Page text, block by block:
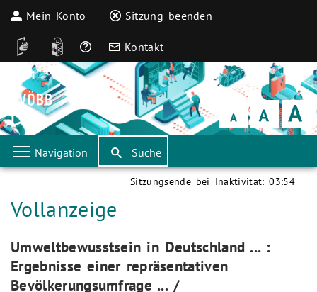
Mein Konto Sitzung beenden
DGS Leichte Sprache
Häufige Fragen
Kontakt
Schrift
klein Schrift
normal Schrift
groß
Navigation Suche
Sitzungsende bei Inaktivität: 03:54
Aktuelle Seite:
Vollanzeige
Aktuelle Seite:
Umweltbewusstsein in Deutschland ... :
Ergebnisse einer repräsentativen
Bevölkerungsumfrage ... /